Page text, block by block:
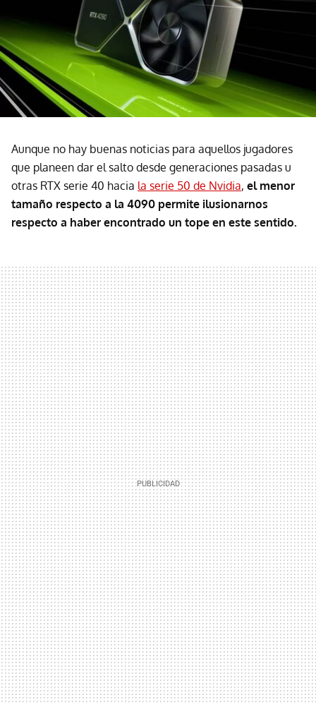
Aunque no hay buenas noticias para aquellos jugadores
que planeen dar el salto desde generaciones pasadas u
otras RTX serie 40 hacia la serie 50 de Nvidia, el menor
tamaño respecto a la 4090 permite ilusionarnos
respecto a haber encontrado un tope en este sentido.